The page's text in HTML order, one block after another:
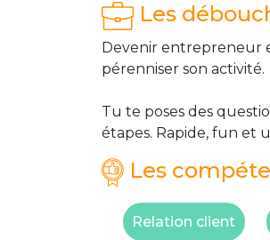
Les
Devenir entrepreneur
pérenniser son activité.
Tu te poses des
étapes. Rapide, fun et
Les
Relation client